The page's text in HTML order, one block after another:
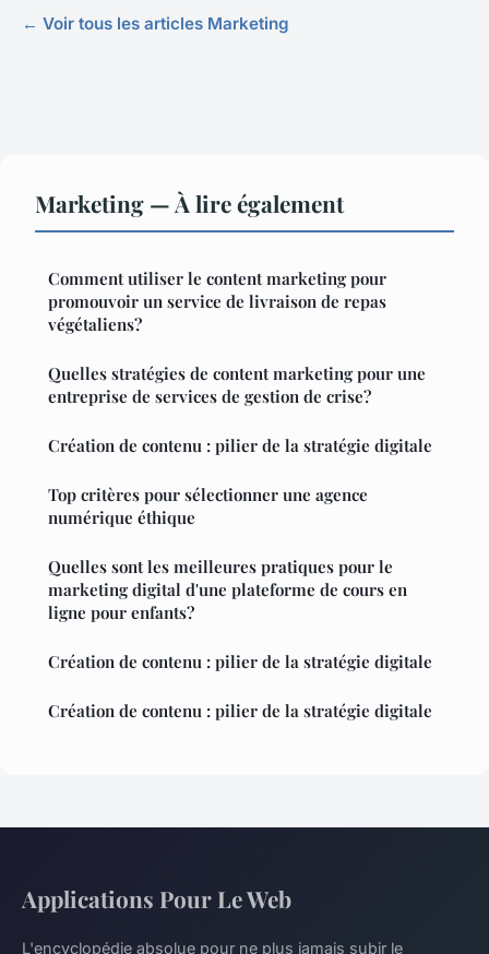
← Voir tous les articles Marketing
Marketing — À lire également
Comment utiliser le content marketing pour
promouvoir un service de livraison de repas
végétaliens?
Quelles stratégies de content marketing pour une
entreprise de services de gestion de crise?
Création de contenu : pilier de la stratégie digitale
Top critères pour sélectionner une agence
numérique éthique
Quelles sont les meilleures pratiques pour le
marketing digital d'une plateforme de cours en
ligne pour enfants?
Création de contenu : pilier de la stratégie digitale
Création de contenu : pilier de la stratégie digitale
Applications Pour Le Web
L'encyclopédie absolue pour ne plus jamais subir le